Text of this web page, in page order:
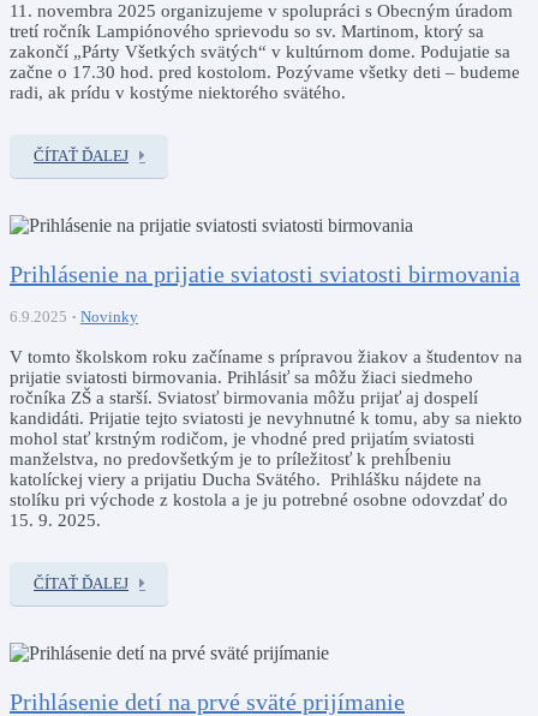
11. novembra 2025 organizujeme v spolupráci s Obecným úradom
tretí ročník Lampiónového sprievodu so sv. Martinom, ktorý sa
zakončí „Párty Všetkých svätých“ v kultúrnom dome. Podujatie sa
začne o 17.30 hod. pred kostolom. Pozývame všetky deti – budeme
radi, ak prídu v kostýme niektorého svätého.
ČÍTAŤ ĎALEJ
Prihlásenie na prijatie sviatosti sviatosti birmovania
6.9.2025 Novinky
V tomto školskom roku začíname s prípravou žiakov a študentov na
prijatie sviatosti birmovania. Prihlásiť sa môžu žiaci siedmeho
ročníka ZŠ a starší. Sviatosť birmovania môžu prijať aj dospelí
kandidáti. Prijatie tejto sviatosti je nevyhnutné k tomu, aby sa niekto
mohol stať krstným rodičom, je vhodné pred prijatím sviatosti
manželstva, no predovšetkým je to príležitosť k prehĺbeniu
katolíckej viery a prijatiu Ducha Svätého. Prihlášku nájdete na
stolíku pri východe z kostola a je ju potrebné osobne odovzdať do
15. 9. 2025.
ČÍTAŤ ĎALEJ
Prihlásenie detí na prvé sväté prijímanie